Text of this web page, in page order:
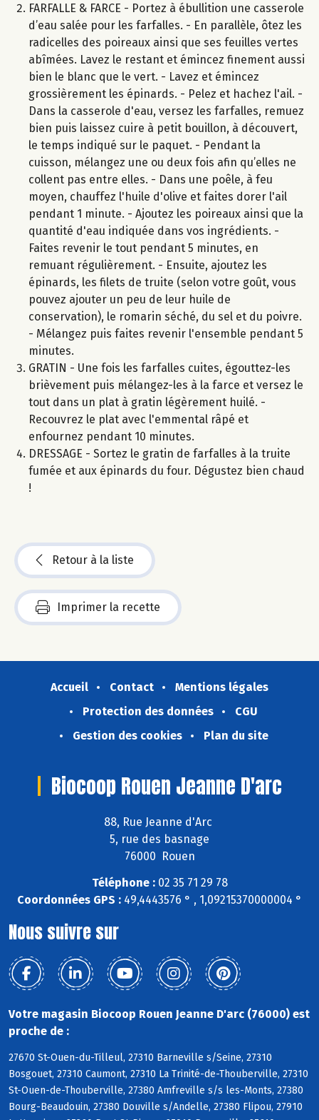
FARFALLE & FARCE - Portez à ébullition une casserole
d’eau salée pour les farfalles. - En parallèle, ôtez les
radicelles des poireaux ainsi que ses feuilles vertes
abîmées. Lavez le restant et émincez finement aussi
bien le blanc que le vert. - Lavez et émincez
grossièrement les épinards. - Pelez et hachez l'ail. -
Dans la casserole d'eau, versez les farfalles, remuez
bien puis laissez cuire à petit bouillon, à découvert,
le temps indiqué sur le paquet. - Pendant la
cuisson, mélangez une ou deux fois afin qu’elles ne
collent pas entre elles. - Dans une poêle, à feu
moyen, chauffez l'huile d'olive et faites dorer l'ail
pendant 1 minute. - Ajoutez les poireaux ainsi que la
quantité d'eau indiquée dans vos ingrédients. -
Faites revenir le tout pendant 5 minutes, en
remuant régulièrement. - Ensuite, ajoutez les
épinards, les filets de truite (selon votre goût, vous
pouvez ajouter un peu de leur huile de
conservation), le romarin séché, du sel et du poivre.
- Mélangez puis faites revenir l'ensemble pendant 5
minutes.
GRATIN - Une fois les farfalles cuites, égouttez-les
brièvement puis mélangez-les à la farce et versez le
tout dans un plat à gratin légèrement huilé. -
Recouvrez le plat avec l'emmental râpé et
enfournez pendant 10 minutes.
DRESSAGE - Sortez le gratin de farfalles à la truite
fumée et aux épinards du four. Dégustez bien chaud
!
Retour à la liste
Imprimer la recette
Accueil Contact
Mentions légales
Protection des données
CGU
Gestion des cookies
Plan du site
Biocoop Rouen Jeanne D'arc
88, Rue Jeanne d'Arc
5, rue des basnage
76000 Rouen
Téléphone :02 35 71 29 78
Coordonnées GPS : 49,4443576 ° , 1,09215370000004 °
Nous suivre sur
Votre magasin Biocoop Rouen Jeanne D'arc (76000) est
proche de :
27670 St-Ouen-du-Tilleul, 27310 Barneville s/Seine, 27310
Bosgouet, 27310 Caumont, 27310 La Trinité-de-Thouberville, 27310
St-Ouen-de-Thouberville, 27380 Amfreville s/s les-Monts, 27380
Bourg-Beaudouin, 27380 Douville s/Andelle, 27380 Flipou, 27910